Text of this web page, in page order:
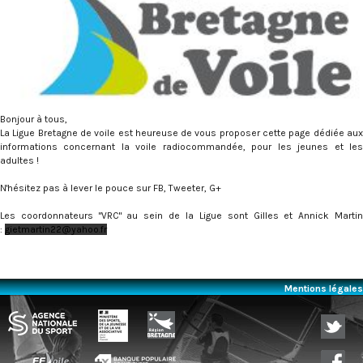
Bonjour à tous,
La Ligue Bretagne de voile est heureuse de vous proposer cette page dédiée aux
informations concernant la voile radiocommandée, pour les jeunes et les
adultes !
N'hésitez pas à lever le pouce sur FB, Tweeter, G+
Les coordonnateurs "VRC" au sein de la Ligue sont Gilles et Annick Martin
: gietmartin22@yahoo.fr
Mentions légales